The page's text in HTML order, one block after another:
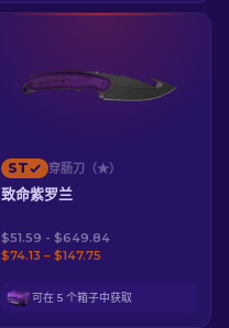
ST 穿肠刀（★）
致命紫罗兰
$51.59 - $649.84
$74.13 – $147.75
可在 5 个箱子中获取